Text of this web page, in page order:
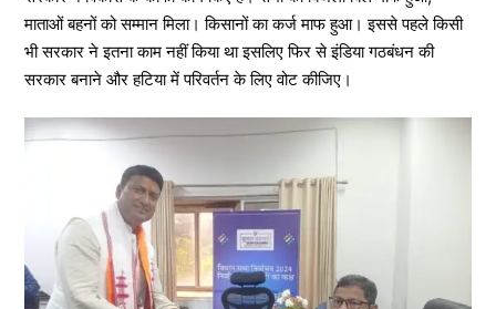
माताओं बहनों को सम्मान मिला। किसानों का कर्ज माफ हुआ। इससे पहले किसी
भी सरकार ने इतना काम नहीं किया था इसलिए फिर से इंडिया गठबंधन की
सरकार बनाने और हटिया में परिवर्तन के लिए वोट कीजिए।